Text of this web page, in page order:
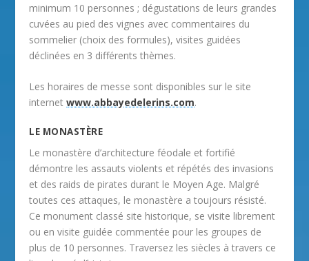
minimum 10 personnes ; dégustations de leurs grandes
cuvées au pied des vignes avec commentaires du
sommelier (choix des formules), visites guidées
déclinées en 3 différents thèmes.
Les horaires de messe sont disponibles sur le site
internetwww.abbayedelerins.com.
LE MONASTÈRE
Le monastère d’architecture féodale et fortifié
démontre les assauts violents et répétés des invasions
et des raids de pirates durant le Moyen Age. Malgré
toutes ces attaques, le monastère a toujours résisté.
Ce monument classé site historique, se visite librement
ou en visite guidée commentée pour les groupes de
plus de 10 personnes. Traversez les siècles à travers ce